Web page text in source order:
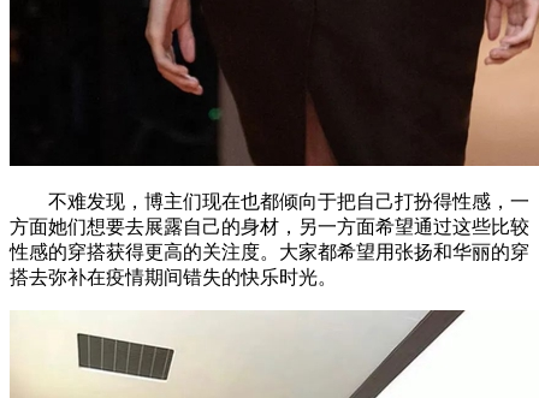
不难发现，博主们现在也都倾向于把自己打扮得性感，一
方面她们想要去展露自己的身材，另一方面希望通过这些比较
性感的穿搭获得更高的关注度。大家都希望用张扬和华丽的穿
搭去弥补在疫情期间错失的快乐时光。